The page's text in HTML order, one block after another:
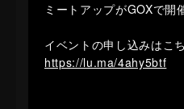
ミートアップがGOXで開
イベントの申し込みはこ
https://lu.ma/4ahy5btf